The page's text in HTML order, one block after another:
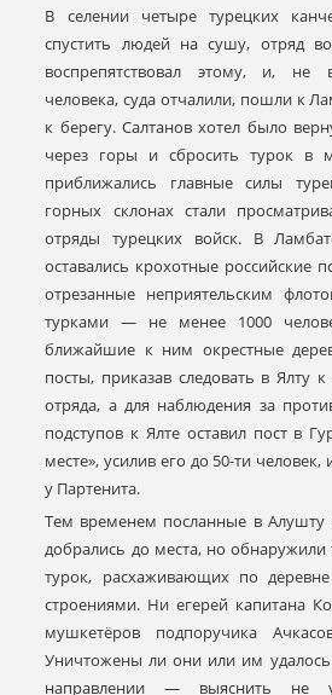
В селении четыре турецких
спустить людей на сушу, отряд
воспрепятствовал этому, и, не
человека, суда отчалили, пошли к
к берегу. Салтанов хотел было
через горы и сбросить турок в
приближались главные силы
горных склонах стали
отряды турецких войск. В
оставались крохотные российские
отрезанные неприятельским
турками — не менее 1000
ближайшие к ним окрестные
посты, приказав следовать в Ялту
отряда, а для наблюдения за
подступов к Ялте оставил пост в
месте», усилив его до 50-ти человек,
у Партенита.
Тем временем посланные в Алушту
добрались до места, но
турок, расхаживающих по
строениями. Ни егерей капитана
мушкетёров подпоручика
Уничтожены ли они или им удалось
направлении — выяснить не